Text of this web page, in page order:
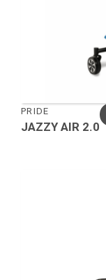
PRIDE
JAZZY AIR 2.0